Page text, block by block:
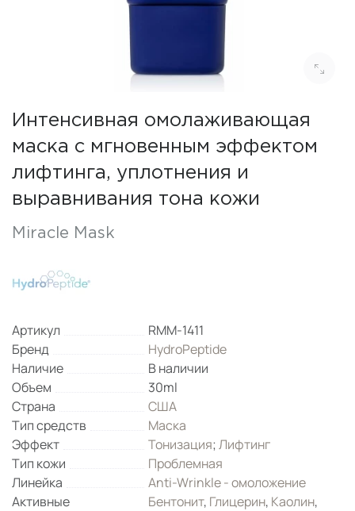
Интенсивная омолаживающая
маска с мгновенным эффектом
лифтинга, уплотнения и
выравнивания тона кожи
Miracle Mask
Артикул
RMM-1411
Бренд
HydroPeptide
Наличие
В наличии
Объем
30ml
Страна
США
Тип средств
Маска
Эффект
Тонизация;Лифтинг
Тип кожи
Проблемная
Линейка
Anti-Wrinkle - омоложение
Активные
Бентонит, Глицерин, Каолин,